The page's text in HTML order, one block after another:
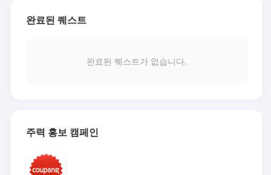
완료된 퀘스트
완료된 퀘스트가 없습니다.
주력 홍보 캠페인